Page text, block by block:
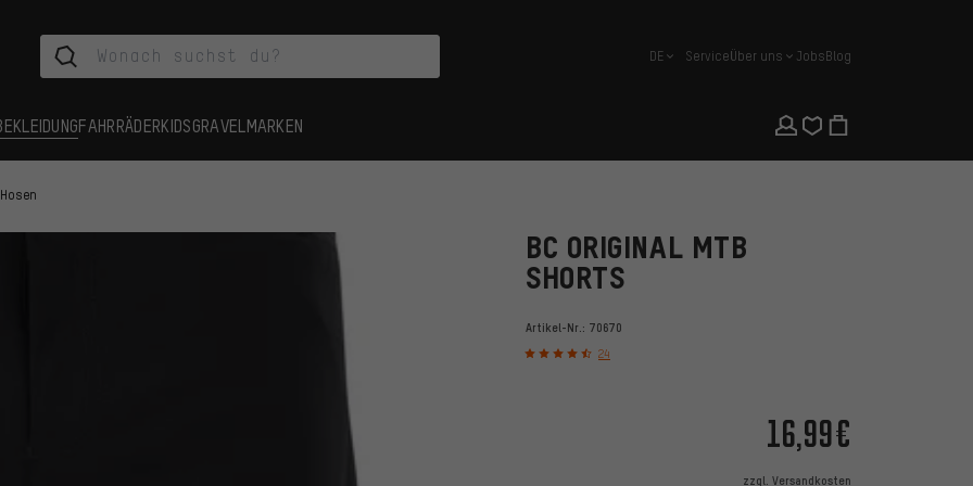
Deutsch
DE ServiceÜber uns JobsBlog
FAHRRÄDERKIDSGRAVEL MARKEN
BC ORIGINAL MTB
SHORTS
Artikel-Nr.: 70670
24
16,99€
zzgl. Versandkosten